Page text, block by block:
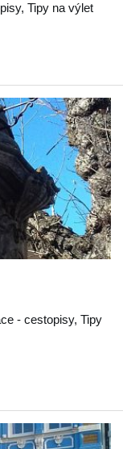
Tipy na výlet
- cestopisy, Tipy